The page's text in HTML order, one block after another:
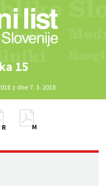
15
z dne 7. 3. 2018